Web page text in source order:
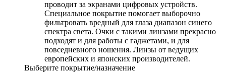
проводит за экранами цифровых устройств.
Специальное покрытие помогает выборочно
фильтровать вредный для глаза диапазон синего
спектра света. Очки с такими линзами прекрасно
подходят и для работы с гаджетами, и для
повседневного ношения. Линзы от ведущих
европейских и японских производителей.
Выберите покрытие/назначение